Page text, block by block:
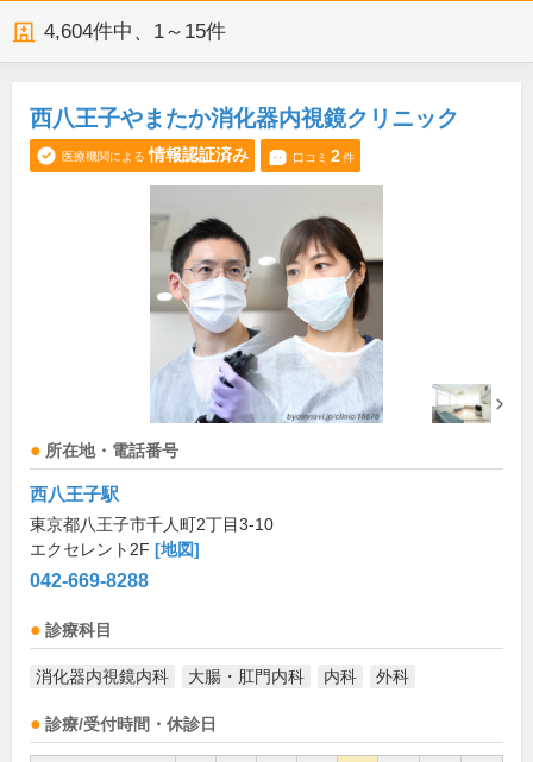
4,604件中、 1～15件
西八王子やまたか消化器内視鏡クリニック
医療機関による 情報認証済み 口コミ 2件
所在地・電話番号
西八王子駅
東京都八王子市千人町2丁目3-10
エクセレント2F [地図]
042-669-8288
診療科目
消化器内視鏡内科 大腸・肛門内科 内科 外科
診療/受付時間・休診日